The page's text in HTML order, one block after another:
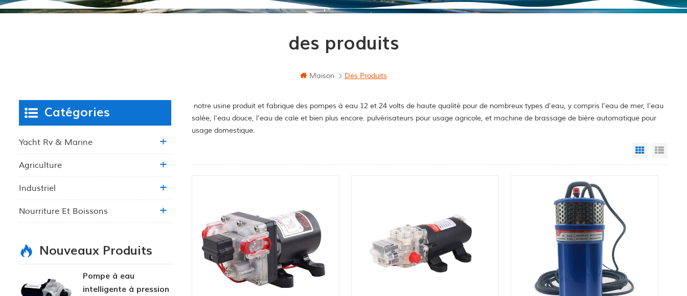
des produits
Maison Des Produits
notre usine produit et fabrique des pompes à eau 12 et 24 volts de haute qualité pour de nombreux types d'eau, y compris l'eau de mer, l'eau
salée, l'eau douce, l'eau de cale et bien plus encore. pulvérisateurs pour usage agricole, et machine de brassage de bière automatique pour
usage domestique.
Grid View
Catégories
Yacht Rv & Marine
Agriculture
Industriel
Nourriture Et Boissons
Nouveaux Produits
Pompe à eau
intelligente à pression